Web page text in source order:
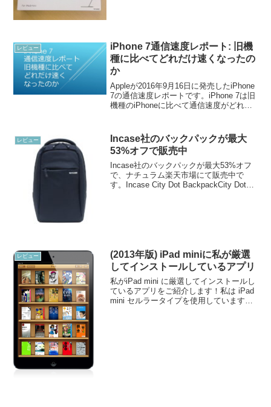
レビュー
iPhone 7通信速度レポート: 旧機
種に比べてどれだけ速くなったの
か
Appleが2016年9月16日に発売したiPhone
7の通信速度レポートです。iPhone 7は旧
機種のiPhoneに比べて通信速度がどれだ
通りです。 (クリ...
レビュー
Incase社のバックパックが最大
53%オフで販売中
Incase社のバックパックが最大53%オフ
で、ナチュラム楽天市場にて販売中で
す。Incase City Dot BackpackCity Dot
レビュー
(2013年版) iPad miniに私が厳選
してインストールしているアプリ
私がiPad mini に厳選してインストールし
ているアプリをご紹介します！私は iPad
mini セルラータイプを使用しています。